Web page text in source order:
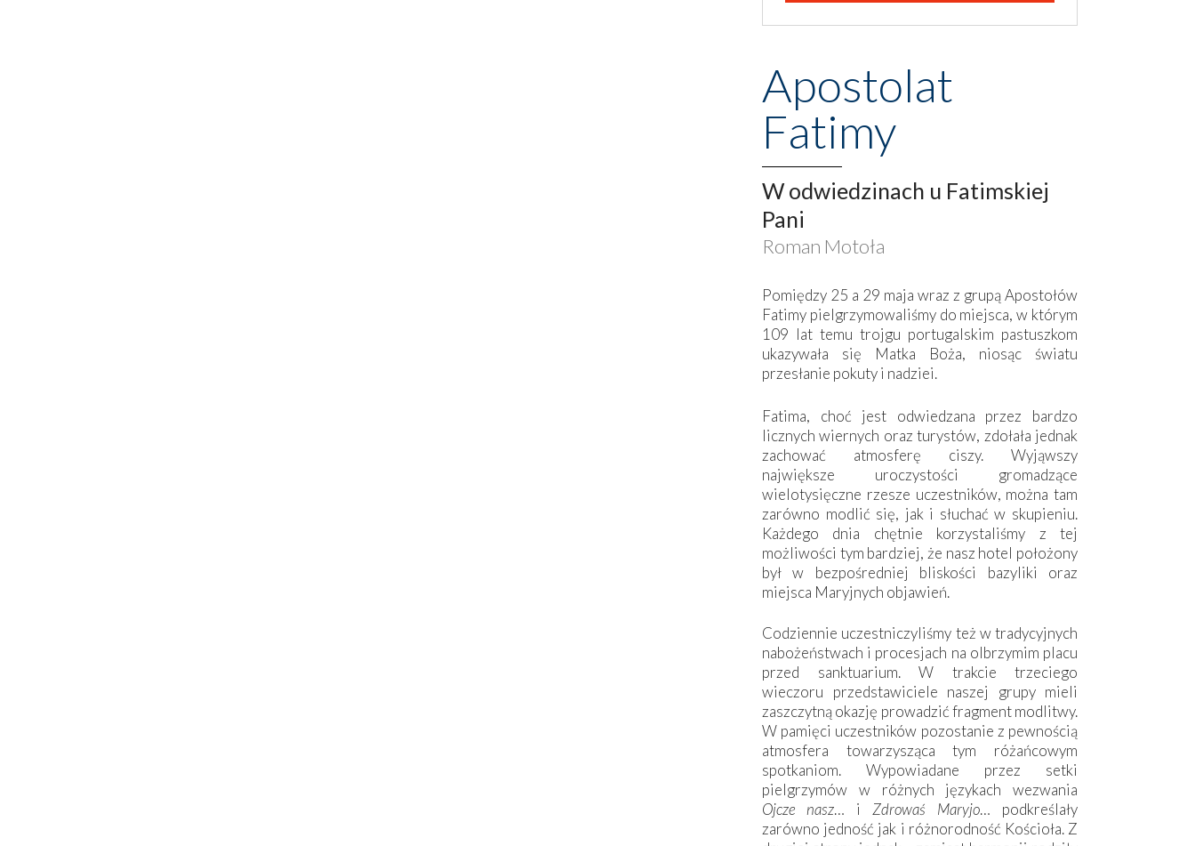
Apostolat
Fatimy
W odwiedzinach u Fatimskiej
Pani
Roman Motoła
Pomiędzy 25 a 29 maja wraz z grupą Apostołów
Fatimy pielgrzymowaliśmy do miejsca, w którym
109 lat temu trojgu portugalskim pastuszkom
ukazywała się Matka Boża, niosąc światu
przesłanie pokuty i nadziei.
Fatima, choć jest odwiedzana przez bardzo
licznych wiernych oraz turystów, zdołała jednak
zachować atmosferę ciszy. Wyjąwszy
największe uroczystości gromadzące
wielotysięczne rzesze uczestników, można tam
zarówno modlić się, jak i słuchać w skupieniu.
Każdego dnia chętnie korzystaliśmy z tej
możliwości tym bardziej, że nasz hotel położony
był w bezpośredniej bliskości bazyliki oraz
miejsca Maryjnych objawień.
Codziennie uczestniczyliśmy też w tradycyjnych
nabożeństwach i procesjach na olbrzymim placu
przed sanktuarium. W trakcie trzeciego
wieczoru przedstawiciele naszej grupy mieli
zaszczytną okazję prowadzić fragment modlitwy.
W pamięci uczestników pozostanie z pewnością
atmosfera towarzysząca tym różańcowym
spotkaniom. Wypowiadane przez setki
pielgrzymów w różnych językach wezwania
Ojcze nasz… i Zdrowaś Maryjo… podkreślały
zarówno jedność jak i różnorodność Kościoła. Z